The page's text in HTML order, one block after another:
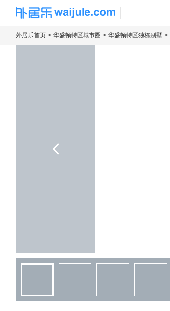
海外房产信息平台
外居乐首页 华盛顿特区城市圈 华盛顿特区独栋别墅